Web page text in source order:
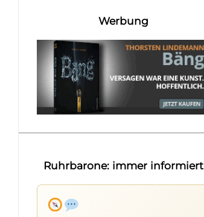
Werbung
Ruhrbarone: immer informiert